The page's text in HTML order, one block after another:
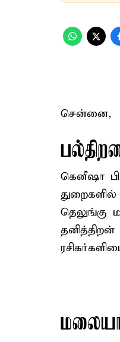
சென்னை,
கெனீஷா
தெலுங்கு